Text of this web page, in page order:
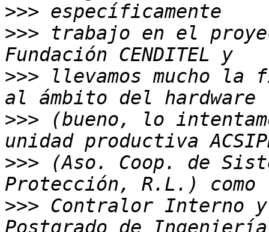
>>>
>>> trabajo en el
>>> llevamos mucho
>>> (bueno, lo
>>> (Aso. Coop. de
>>> Contralor Interno y